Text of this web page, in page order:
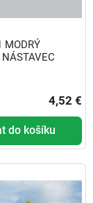
MODRÝ
4,52 €
do košíku